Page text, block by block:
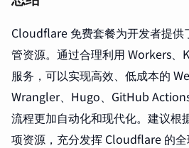
Cloudflare 免费套餐为开发者提供
管资源。通过合理利用 Workers、
服务，可以实现高效、低成本的
Wrangler、Hugo、GitHub
流程更加自动化和现代化。建议根
项资源，充分发挥 Cloudflare 的